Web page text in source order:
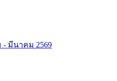
- มีนาคม 2569